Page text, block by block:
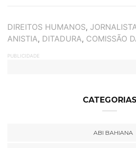
TAGS
DIREITOS HUMANOS,
ANISTIA, DITADURA, COMISSÃO
PUBLICIDADE
CATEGORIAS
ABI BAHIANA